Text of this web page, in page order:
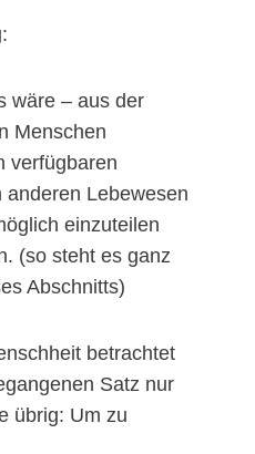
:
wäre – aus der
Menschen
verfügbaren
Lebewesen
einzuteilen
(so steht es ganz
Abschnitts)
betrachtet
Satz nur
übrig: Um zu